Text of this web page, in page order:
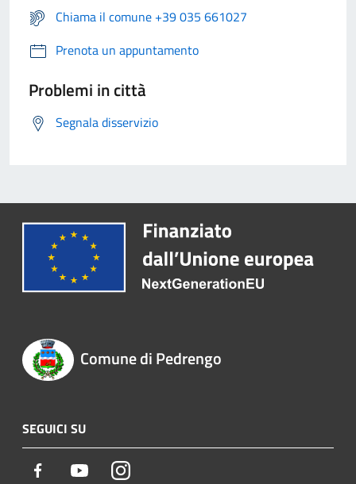
Chiama il comune +39 035 661027
Prenota un appuntamento
Problemi in città
Segnala disservizio
Comune di Pedrengo
SEGUICI SU
Facebook YoutubeInstagram